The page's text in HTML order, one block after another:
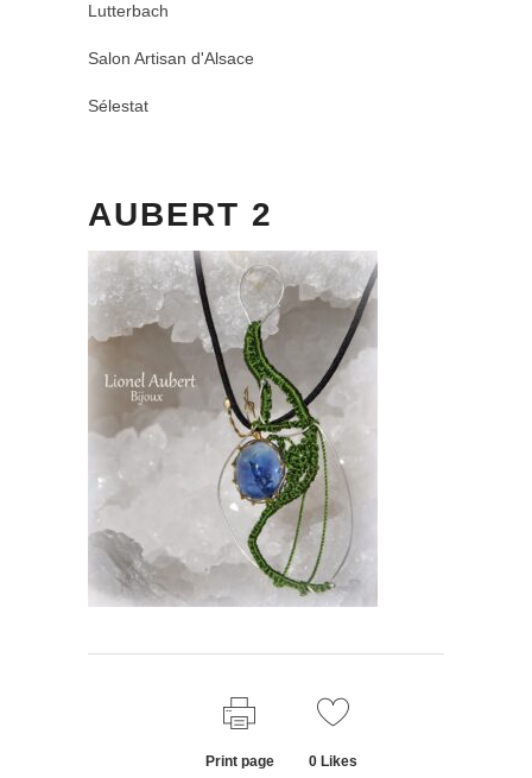
Lutterbach
Salon Artisan d'Alsace
Sélestat
AUBERT 2
Print page 0Likes